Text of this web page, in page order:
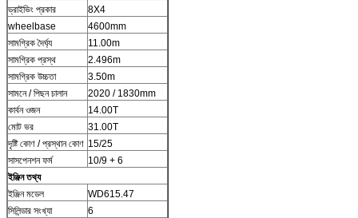
ড্রাইভিং প্রকার
8X4
wheelbase
4600mm
সামগ্রিক দৈর্ঘ্য
11.00m
সামগ্রিক প্রস্থ
2.496m
সামগ্রিক উচ্চতা
3.50m
সামনে / পিছন চালান
2020 / 1830mm
কার্বন ওজন
14.00T
মোট ভর
31.00T
দৃষ্টি কোণ / প্রস্থান কোণ 15/25
সাসপেনশন ফর্ম
10/9 + 6
ইঞ্জিন তথ্য
ইঞ্জিন মডেল
WD615.47
সিলিন্ডার সংখ্যা
6